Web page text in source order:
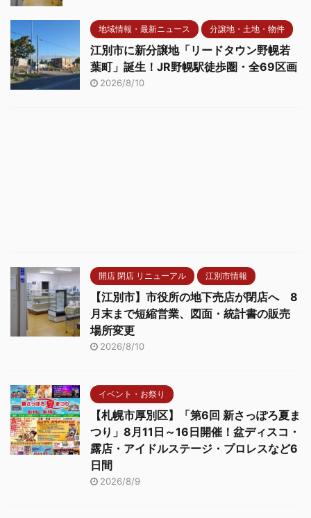
地域情報・最新ニュース 分譲地・土地・物件
江別市に新分譲地「リードタウン野幌若
葉町」誕生！JR野幌駅徒歩圏・全69区画
2026/8/10
開店 閉店 リニューアル 江別市情報
【江別市】市役所の地下売店が閉店へ 8
月末まで短縮営業、図面・統計書の販売
場所変更
2026/8/10
イベント・お祭り
【札幌市厚別区】「第6回 新さっぽろ夏ま
つり」8月11日～16日開催！盆ディスコ・
露店・アイドルステージ・プロレスなど6
日間
2026/8/9